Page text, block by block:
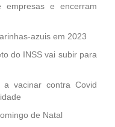
empresas e encerram
azuis em 2023
do INSS vai subir para
a vacinar contra Covid
de Natal